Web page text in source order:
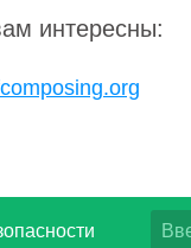
интересны: